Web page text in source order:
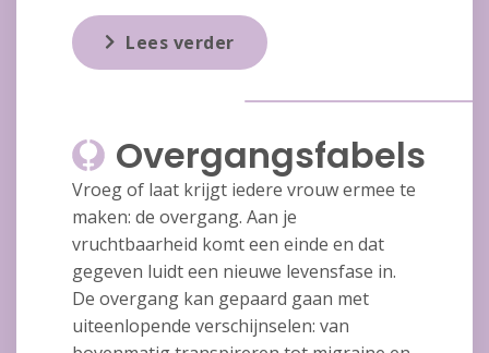
Lees verder
Overgangsfabels
Vroeg of laat krijgt iedere vrouw ermee te
maken: de overgang. Aan je
vruchtbaarheid komt een einde en dat
gegeven luidt een nieuwe levensfase in.
De overgang kan gepaard gaan met
uiteenlopende verschijnselen: van